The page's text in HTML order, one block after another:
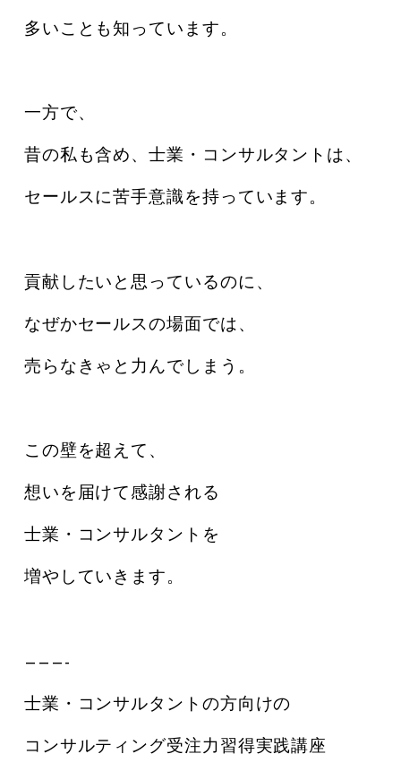
多いことも知っています。
一方で、
昔の私も含め、士業・コンサルタントは、
セールスに苦手意識を持っています。
貢献したいと思っているのに、
なぜかセールスの場面では、
売らなきゃと力んでしまう。
この壁を超えて、
想いを届けて感謝される
士業・コンサルタントを
増やしていきます。
———-
士業・コンサルタントの方向けの
コンサルティング受注力習得実践講座